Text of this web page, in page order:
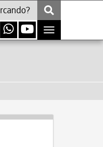
Toggle
navigation